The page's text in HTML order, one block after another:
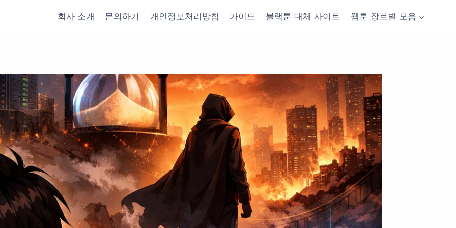
회사 소개 문의하기 개인정보처리방침 가이드 블랙툰 대체 사이트 웹툰 장르별 모음